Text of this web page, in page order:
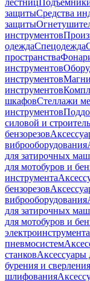
лестниц
защитыСредства
защиты
инструментов
одеждаСпецодежда
пространства
инструментов
инструментов
инструментов
шкафовСтеллажи
инструментов
силовой и
бензорезов
виброоборудования
для затирочных
для мотобуров и
инструмента
бензорезов
виброоборудования
для затирочных
для мотобуров и
электроинструмента
пневмосистем
станковАксессуары
бурения и сверления
шлифования